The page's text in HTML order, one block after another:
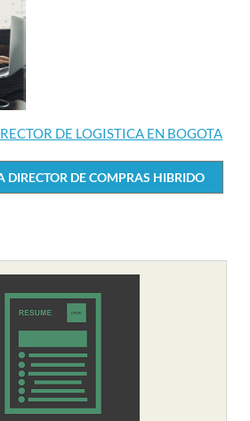
DE LOGISTICA EN BOGOTA
DIRECTOR DE COMPRAS HIBRIDO